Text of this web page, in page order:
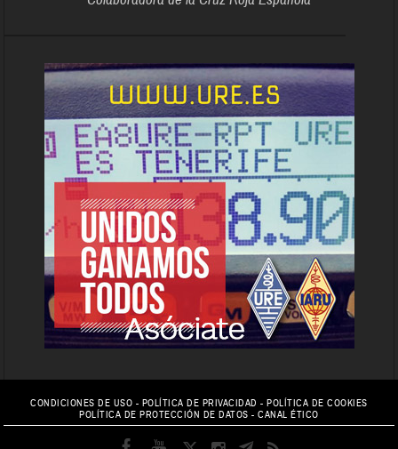
CONDICIONES DE USO - POLÍTICA DE PRIVACIDAD -POLÍTICA DE COOKIES
POLÍTICA DE PROTECCIÓN DE DATOS -CANAL ÉTICO